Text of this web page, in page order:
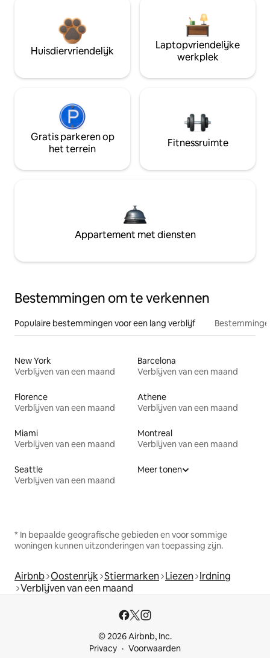
Huisdiervriendelijk
Laptopvriendelijke
werkplek
Gratis parkeren op
het terrein
Fitnessruimte
Appartement met diensten
Bestemmingen om te verkennen
Populaire bestemmingen voor een lang verblijf
New York
Verblijven van een maand
Barcelona
Verblijven van een maand
Florence
Verblijven van een maand
Athene
Verblijven van een maand
Miami
Verblijven van een maand
Montreal
Verblijven van een maand
Seattle
Verblijven van een maand
Meer tonen
* In bepaalde geografische gebieden en voor sommige
woningen kunnen uitzonderingen van toepassing zijn.
Airbnb Oostenrijk Stiermarken Liezen Irdning
Verblijven van een maand
© 2026 Airbnb, Inc.
Privacy
Voorwaarden